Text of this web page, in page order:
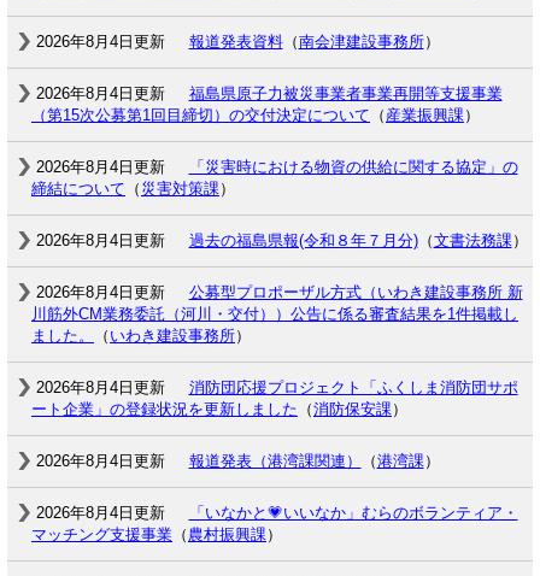
2026年8月4日更新 報道発表資料（南会津建設事務所）
2026年8月4日更新
福島県原子力被災事業者事業再開等支援事業
（第15次公募第1回目締切）の交付決定について （ 産業振興課）
2026年8月4日更新
「災害時における物資の供給に関する協定」の
締結について （ 災害対策課）
2026年8月4日更新 過去の福島県報(令和８年７月分)（文書法務課）
2026年8月4日更新
公募型プロポーザル方式（いわき建設事務所 新
川筋外CM業務委託（河川・交付））公告に係る審査結果を1件掲載し
ました。
（ いわき建設事務所）
2026年8月4日更新
消防団応援プロジェクト「ふくしま消防団サポ
ート企業」の登録状況を更新しました （消防保安課）
2026年8月4日更新 報道発表（港湾課関連） （港湾課）
2026年8月4日更新
「いなかと💗いいなか」むらのボランティア・
マッチング支援事業 （ 農村振興課）